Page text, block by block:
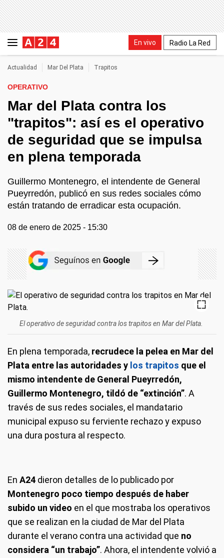
En vivo Radio La Red
Actualidad Mar Del Plata Trapitos
OPERATIVO
Mar del Plata contra los
"trapitos": así es el operativo
de seguridad que se impulsa
en plena temporada
Guillermo Montenegro, el intendente de General
Pueyrredón, publicó en sus redes sociales cómo
están tratando de erradicar esta ocupación.
08 de enero de 2025 - 15:30
El operativo de seguridad contra los trapitos en Mar del Plata.
En plena temporada, recrudece la pelea en Mar del
Plata entre las autoridades y los trapitos que el
mismo intendente de General Pueyrredón,
Guillermo Montenegro, tildó de “extinción”. A
través de sus redes sociales, el mandatario
municipal expuso su ferviente rechazo y expuso
una dura postura al respecto.
En A24 dieron detalles de lo publicado por
Montenegro poco tiempo después de haber
subido un video en el que mostraba los operativos
que se realizan en la ciudad de Mar del Plata
durante el verano contra una actividad que no
considera “un trabajo”. Ahora, el intendente volvió a